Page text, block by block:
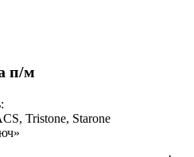
п/м
Tristone, Starone